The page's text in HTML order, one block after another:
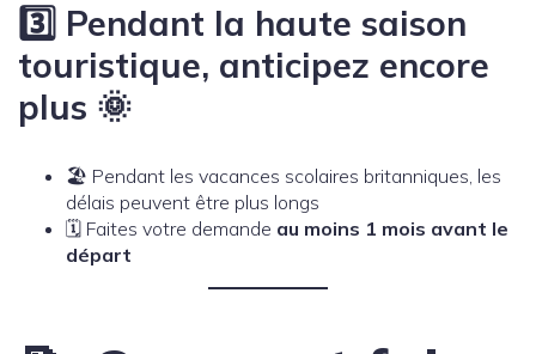
3️⃣ Pendant la haute saison
touristique, anticipez encore
plus 🌞
🏖️ Pendant les vacances scolaires britanniques, les
délais peuvent être plus longs
🗓️ Faites votre demande au moins 1 mois avant le
départ